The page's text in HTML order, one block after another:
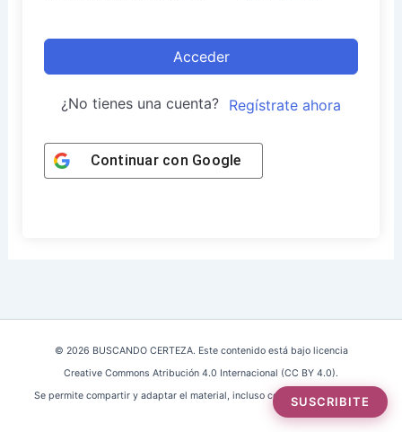
Acceder
¿No tienes una cuenta? Regístrate ahora
Continuar con Google
© 2026 BUSCANDO CERTEZA. Este contenido está bajo licencia
Creative Commons Atribución 4.0 Internacional (CC BY 4.0).
Se permite compartir y adaptar el material, incluso con fines comerciales.
SUSCRIBITE